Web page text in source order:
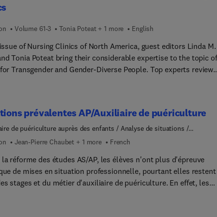
Volume 61-3 Tonia Poteat + 1 more English
of Nursing Clinics of North America, guest editors Linda M.
Tonia Poteat bring their considerable expertise to the topic of
Transgender and Gender-Diverse People. Top experts review
health. This issue also provides an overview of the
legal landscape around gender-affirming care, as well as best
in nursing education for preparing pre-licensure and advance
nurses to care for transgender and gender-diverse populations.
prévalentes AP/Auxiliaire de puériculture
de puériculture auprès des enfants / Analyse de situations /
/ Soins
Jean-Pierre Chaubet + 1 more French
la réforme des études AS/AP, les élèves n'ont plus d'épreuve
mises en situation professionnelle, pourtant elles restent au
stages et du métier d'auxiliaire de puériculture. En effet, les